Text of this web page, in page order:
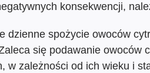
konsekwencji,
dzienne spożycie owoców
się podawanie owoców
w zależności od ich wieku i